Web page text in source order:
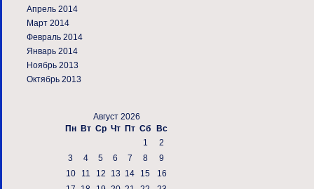
Апрель 2014
Март 2014
Февраль 2014
Январь 2014
Ноябрь 2013
Октябрь 2013
Август 2026
Пн
Вт Ср Чт Пт Сб Вс
1
2
3
4 5 6 7 8
9
10
11 12 13 14 15
16